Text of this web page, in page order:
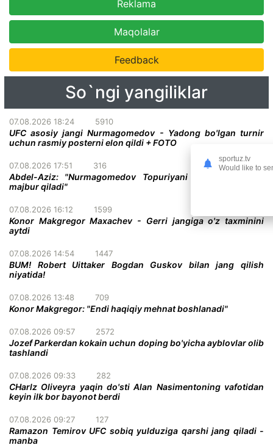
Reklama
Maqolalar
Feedback
So`ngi yangiliklar
07.08.2026 18:24 5910
UFC asosiy jangi Nurmagomedov - Yadong bo'lgan turnir
uchun rasmiy posterni elon qildi + FOTO
07.08.2026 17:51 316
Abdel-Aziz: "Nurmagomedov Topuriyani taslim bo'lishga
majbur qiladi"
07.08.2026 16:12 1599
Konor Makgregor Maxachev - Gerri jangiga o'z taxminini
aytdi
07.08.2026 14:54 1447
BUM! Robert Uittaker Bogdan Guskov bilan jang qilish
niyatida!
07.08.2026 13:48 709
Konor Makgregor: "Endi haqiqiy mehnat boshlanadi"
07.08.2026 09:57 2572
Jozef Parkerdan kokain uchun doping bo'yicha ayblovlar olib
tashlandi
07.08.2026 09:33 282
CHarlz Oliveyra yaqin do'sti Alan Nasimentoning vafotidan
keyin ilk bor bayonot berdi
07.08.2026 09:27 127
Ramazon Temirov UFC sobiq yulduziga qarshi jang qiladi -
manba
sportuz.tv
Would like to